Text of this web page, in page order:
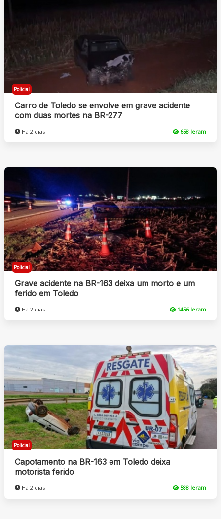
Policial
Carro de Toledo se envolve em grave acidente
com duas mortes na BR-277
Há 2 dias 658 leram
Policial
Grave acidente na BR-163 deixa um morto e um
ferido em Toledo
Há 2 dias 1456 leram
Policial
Capotamento na BR-163 em Toledo deixa
motorista ferido
Há 2 dias 588 leram